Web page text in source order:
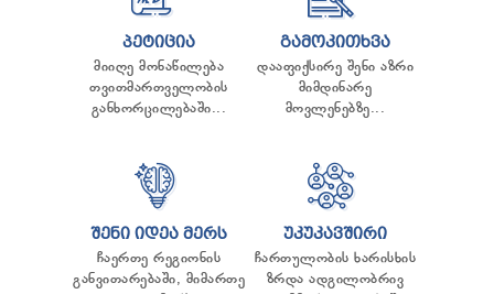
ᲞᲔᲢᲘᲪᲘᲐ
მიიღე მონაწილება
თვითმართველობის
განხორცილებაში...
ᲒᲐᲛᲝᲙᲘᲗᲮᲕᲐ
დააფიქსირე შენი აზრი
მიმდინარე
მოვლენებზე...
ᲨᲔᲜᲘ ᲘᲓᲔᲐ ᲛᲔᲠᲡ
ჩაერთე რეგიონის
განვითარებაში, მიმართე
ᲣᲙᲣᲙᲐᲕᲨᲘᲠᲘ
ჩართულობის ხარისხის
ზრდა ადგილობრივ